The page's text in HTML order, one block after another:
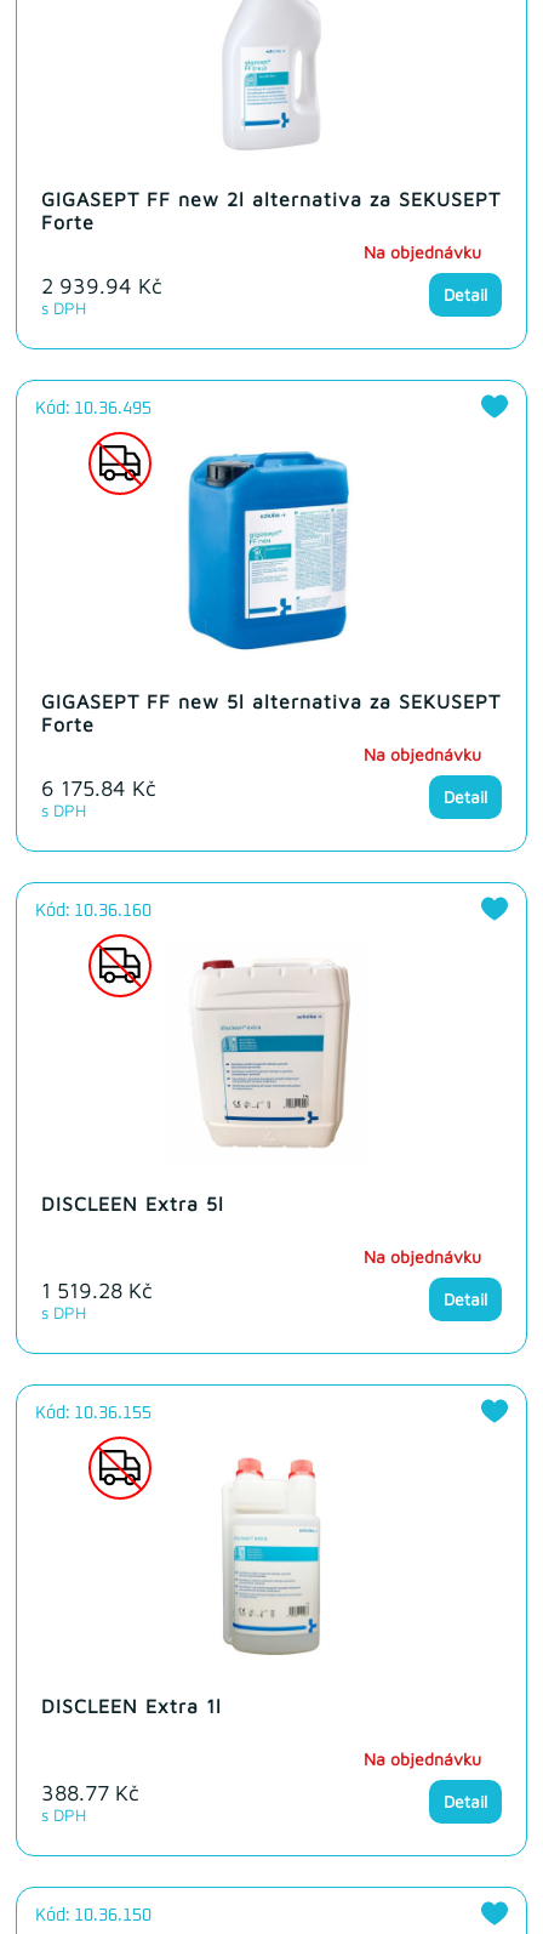
GIGASEPT FF new 2l alternativa za SEKUSEPT
Forte
2 939.94 Kč
s DPH
Na objednávku
Detail
Kód: 10.36.495
GIGASEPT FF new 5l alternativa za SEKUSEPT
Forte
6 175.84 Kč
s DPH
Na objednávku
Detail
Kód: 10.36.160
DISCLEEN Extra 5l
1 519.28 Kč
s DPH
Na objednávku
Detail
Kód: 10.36.155
DISCLEEN Extra 1l
388.77 Kč
s DPH
Na objednávku
Detail
Kód: 10.36.150